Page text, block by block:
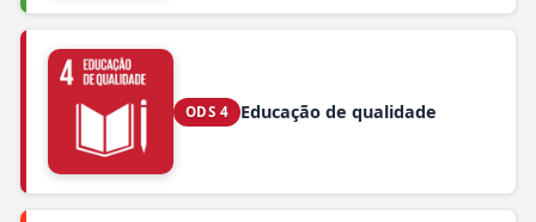
ODS 4 Educação de qualidade